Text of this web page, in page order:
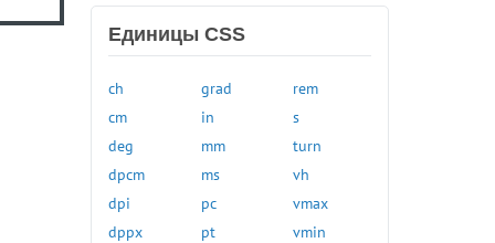
:last-child
:last-of-type
:left
:link
:local-link
:muted
:not()
:nth-child()
perspective()
pow()
radial-gradient()
rect()
Единицы CSS
ch
cm
deg
dpcm
dpi
dppx
grad
in
mm
ms
pc
pt
rem
s
turn
vh
vmax
vmin